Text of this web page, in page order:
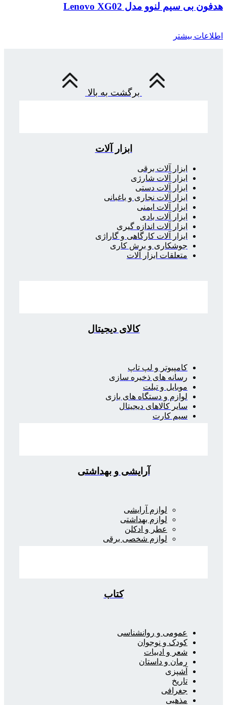
هدفون بی سیم لنوو مدل Lenovo XG02
اطلاعات بیشتر
برگشت به بالا
ابزار آلات
ابزار آلات برقی
ابزار آلات شارژی
ابزار آلات دستی
ابزار آلات نجاری و باغبانی
ابزار آلات ایمنی
ابزار آلات بادی
ابزار آلات اندازه گیری
ابزار آلات کارگاهی و گاراژی
جوشکاری و برش کاری
متعلقات ابزار آلات
کالای دیجیتال
کامپیوتر و لپ تاپ
رسانه های ذخیره سازی
موبایل و تبلت
لوازم و دستگاه های بازی
سایر کالاهای دیجیتال
سیم کارت
آرایشی و بهداشتی
لوازم آرایشی
لوازم بهداشتی
عطر و ادکلن
لوازم شخصی برقی
کتاب
عمومی و روانشناسی
کودک و نوجوان
شعر و ادبیات
رمان و داستان
آشپزی
تاریخ
جغرافی
مذهبی